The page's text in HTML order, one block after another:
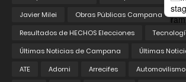
Javier Milei
Obras Públicas Campana
Resultados de HECHOS Elecciones
Últimas Noticias de Campana
Últimas
ATE
Adorni Arrecifes Automovilismo